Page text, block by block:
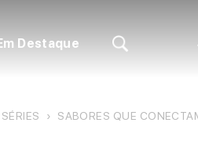
Destaque
› SABORES QUE